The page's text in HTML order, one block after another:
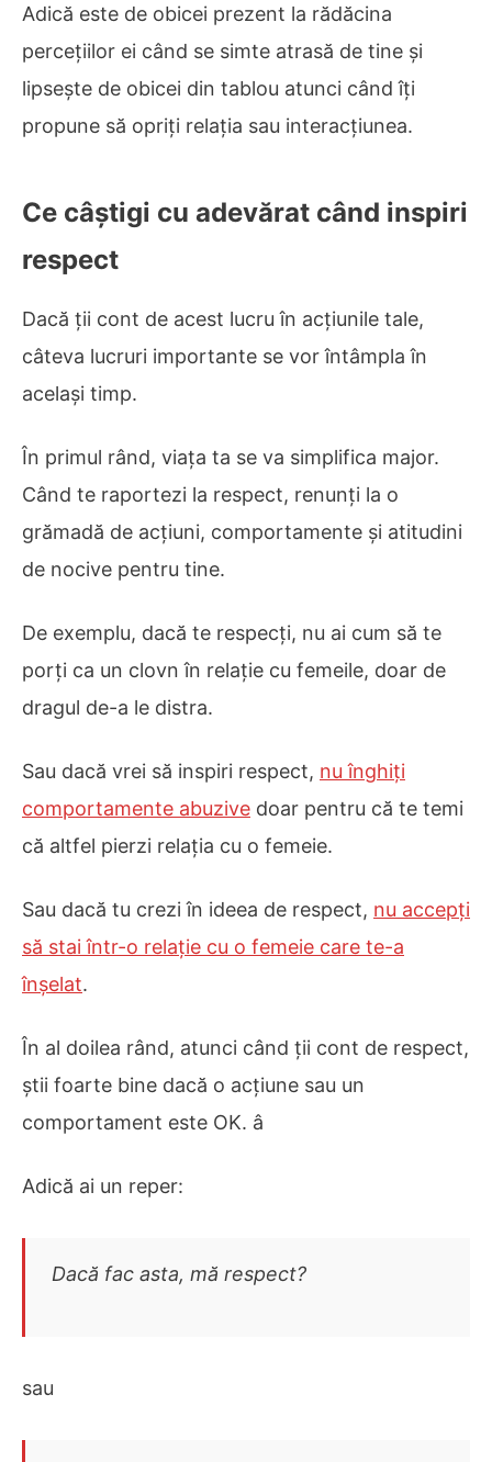
Adică este de obicei prezent la rădăcina
percețiilor ei când se simte atrasă de tine și
lipsește de obicei din tablou atunci când îți
propune să opriți relația sau interacțiunea.
Ce câștigi cu adevărat când inspiri
respect
Dacă ții cont de acest lucru în acțiunile tale,
câteva lucruri importante se vor întâmpla în
același timp.
În primul rând, viața ta se va simplifica major.
Când te raportezi la respect, renunți la o
grămadă de acțiuni, comportamente și atitudini
de nocive pentru tine.
De exemplu, dacă te respecți, nu ai cum să te
porți ca un clovn în relație cu femeile, doar de
dragul de-a le distra.
Sau dacă vrei să inspiri respect, nu înghiți
comportamente abuzive doar pentru că te temi
că altfel pierzi relația cu o femeie.
Sau dacă tu crezi în ideea de respect, nu accepți
să stai într-o relație cu o femeie care te-a
înșelat.
În al doilea rând, atunci când ții cont de respect,
știi foarte bine dacă o acțiune sau un
comportament este OK. â
Adică ai un reper:
Dacă fac asta, mă respect?
sau